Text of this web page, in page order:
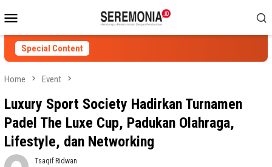
to
contentMenu
Special Content
Home Event
Luxury Sport Society Hadirkan Turnamen
Padel The Luxe Cup, Padukan Olahraga,
Lifestyle, dan Networking
Tsaqif Ridwan